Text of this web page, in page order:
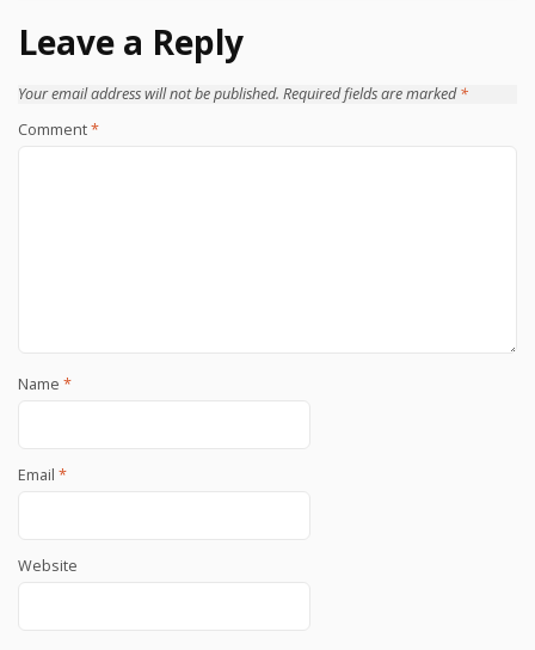
Leave a Reply
Your email address will not be published. Required fields are marked*
Comment*
Name *
Email *
Website